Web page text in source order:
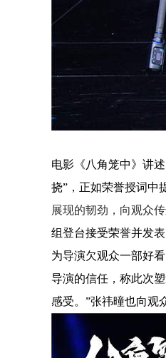
电影 《八角笼中》 讲
挠” ， 正如荣誉授词中
展现的韧劲 ， 向观众
组登台接受荣誉并发
为导演欠观众一部好
导演的信任 ， 称此次
感受。 ”张祎曈也向观